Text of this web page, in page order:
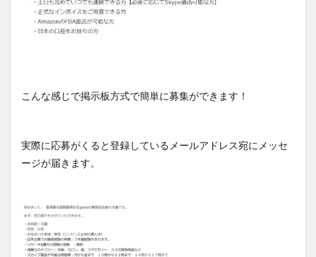
こんな感じで掲示板方式で簡単に募集ができます！
実際に応募がくると登録しているメールアドレス宛にメッセ
ージが届きます。